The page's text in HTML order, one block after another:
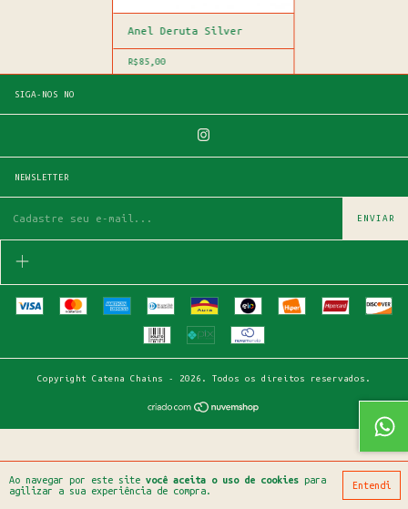
Ao navegar por este site você aceita o uso de cookies para
agilizar a sua experiência de compra.
Entendi
Anel Deruta Silver
R$85,00
SIGA-NOS NO
NEWSLETTER
Copyright Catena Chains - 2026. Todos os direitos reservados.